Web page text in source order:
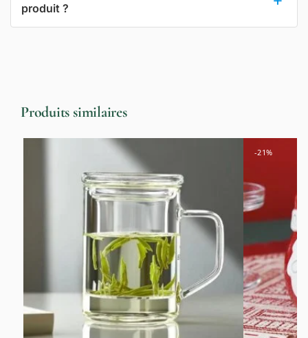
produit ?
Produits similaires
-21%